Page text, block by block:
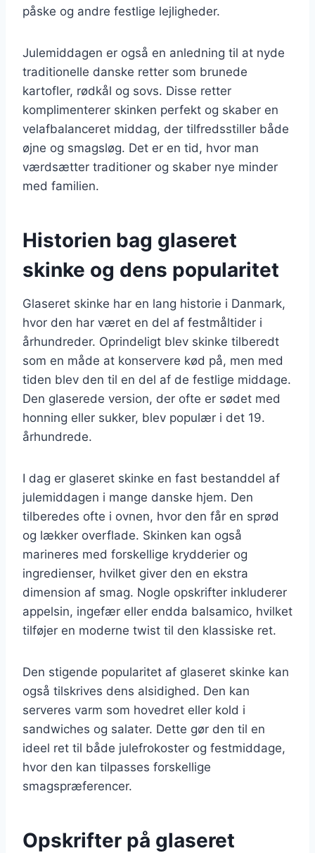
påske og andre festlige lejligheder.
Julemiddagen er også en anledning til at nyde
traditionelle danske retter som brunede
kartofler, rødkål og sovs. Disse retter
komplimenterer skinken perfekt og skaber en
velafbalanceret middag, der tilfredsstiller både
øjne og smagsløg. Det er en tid, hvor man
værdsætter traditioner og skaber nye minder
med familien.
Historien bag glaseret
skinke og dens popularitet
Glaseret skinke har en lang historie i Danmark,
hvor den har været en del af festmåltider i
århundreder. Oprindeligt blev skinke tilberedt
som en måde at konservere kød på, men med
tiden blev den til en del af de festlige middage.
Den glaserede version, der ofte er sødet med
honning eller sukker, blev populær i det 19.
århundrede.
I dag er glaseret skinke en fast bestanddel af
julemiddagen i mange danske hjem. Den
tilberedes ofte i ovnen, hvor den får en sprød
og lækker overflade. Skinken kan også
marineres med forskellige krydderier og
ingredienser, hvilket giver den en ekstra
dimension af smag. Nogle opskrifter inkluderer
appelsin, ingefær eller endda balsamico, hvilket
tilføjer en moderne twist til den klassiske ret.
Den stigende popularitet af glaseret skinke kan
også tilskrives dens alsidighed. Den kan
serveres varm som hovedret eller kold i
sandwiches og salater. Dette gør den til en
ideel ret til både julefrokoster og festmiddage,
hvor den kan tilpasses forskellige
smagspræferencer.
Opskrifter på glaseret